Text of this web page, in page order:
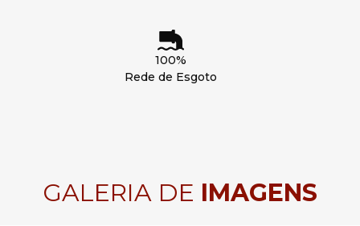
100%
Rede de Esgoto
GALERIA DE IMAGENS